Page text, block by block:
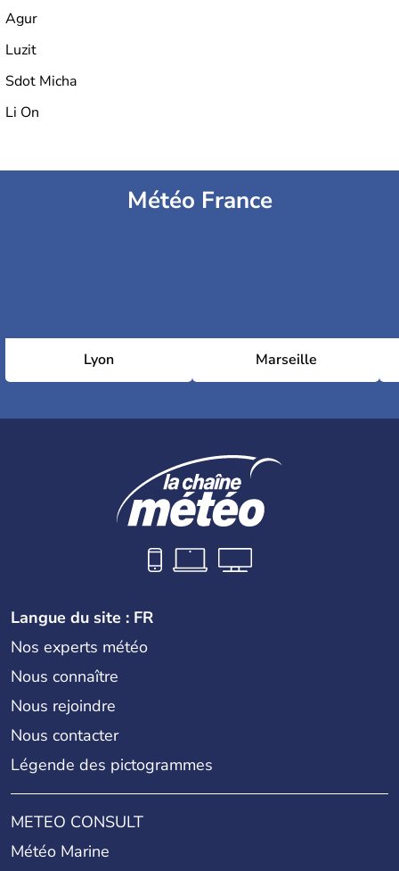
Agur
Luzit
Sdot Micha
Li On
Météo France
Lyon Marseille
Langue du site : FR
Nos experts météo
Nous connaître
Nous rejoindre
Nous contacter
Légende des pictogrammes
METEO CONSULT
Météo Marine